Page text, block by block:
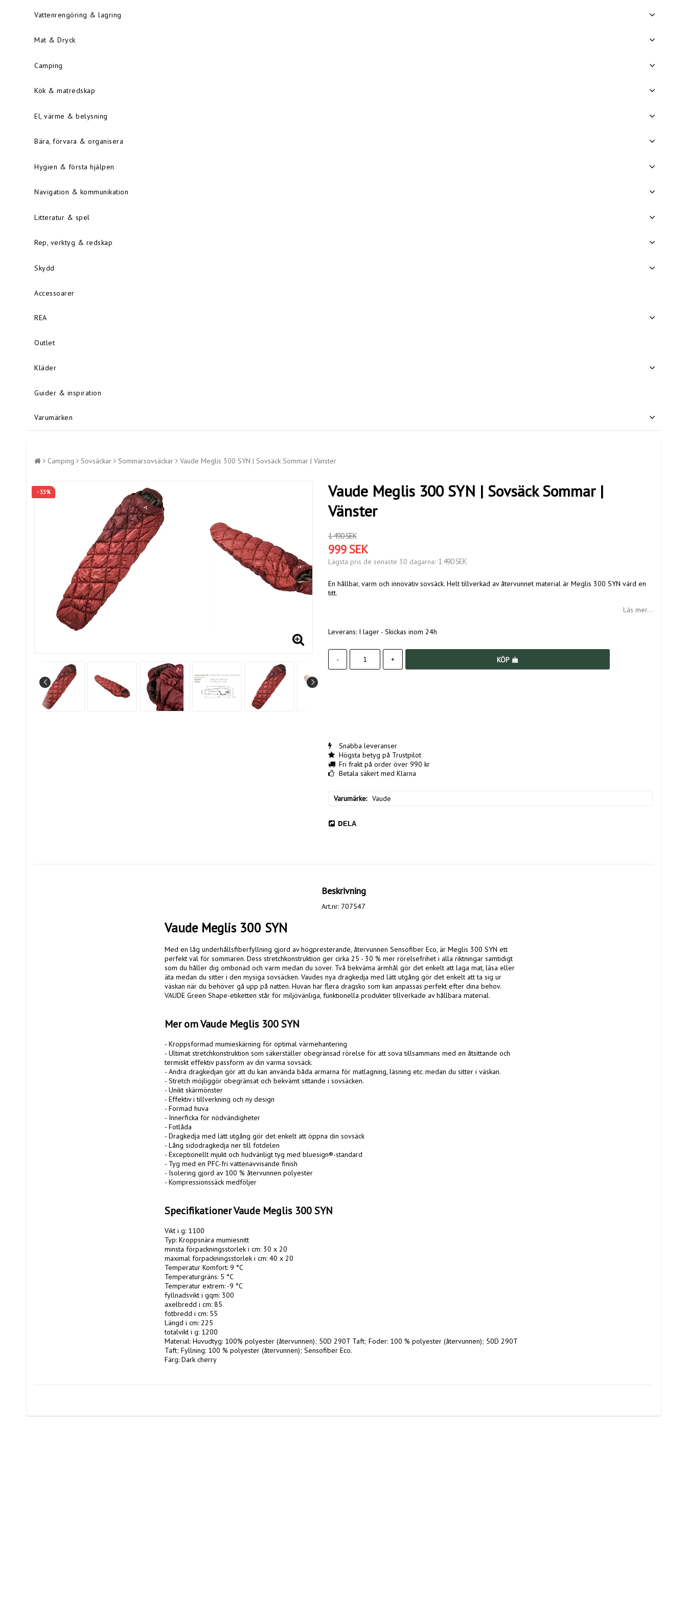
Vattenrengöring & lagring
Mat & Dryck
Camping
Kök & matredskap
El, värme & belysning
Bära, förvara & organisera
Hygien & första hjälpen
Navigation & kommunikation
Litteratur & spel
Rep, verktyg & redskap
Skydd
Accessoarer
REA
Outlet
Kläder
Guider & inspiration
Varumärken
Camping Sovsäckar Sommarsovsäckar Vaude Meglis 300 SYN | Sovsäck Sommar | Vänster
- 33%
Vaude Meglis 300 SYN | Sovsäck Sommar |
Vänster
1 490 SEK
999 SEK
Lägsta pris de senaste 30 dagarna 1 490 SEK
En hållbar, varm och innovativ sovsäck. Helt tillverkad av återvunnet material är Meglis 300 SYN värd en
titt.
Läs mer...
Leverans: I lager - Skickas inom 24h
- + KÖP
Snabba leveranser
Högsta betyg på Trustpilot
Fri frakt på order över 990 kr
Betala säkert med Klarna
Varumärke Vaude
DELA
Beskrivning
Art.nr: 707547
Vaude Meglis 300 SYN
Med en låg underhållsfiberfyllning gjord av högpresterande, återvunnen Sensofiber Eco, är Meglis 300 SYN ett
perfekt val för sommaren. Dess stretchkonstruktion ger cirka 25 - 30 % mer rörelsefrihet i alla riktningar samtidigt
som du håller dig ombonad och varm medan du sover. Två bekväma ärmhål gör det enkelt att laga mat, läsa eller
äta medan du sitter i den mysiga sovsäcken. Vaudes nya dragkedja med lätt utgång gör det enkelt att ta sig ur
väskan när du behöver gå upp på natten. Huvan har flera dragsko som kan anpassas perfekt efter dina behov.
VAUDE Green Shape-etiketten står för miljövänliga, funktionella produkter tillverkade av hållbara material.
Mer om Vaude Meglis 300 SYN
- Kroppsformad mumieskärning för optimal värmehantering
- Ultimat stretchkonstruktion som säkerställer obegränsad rörelse för att sova tillsammans med en åtsittande och
termiskt effektiv passform av din varma sovsäck.
- Andra dragkedjan gör att du kan använda båda armarna för matlagning, läsning etc. medan du sitter i väskan.
- Stretch möjliggör obegränsat och bekvämt sittande i sovsäcken.
- Unikt skärmönster
- Effektiv i tillverkning och ny design
- Formad huva
- Innerficka för nödvändigheter
- Fotlåda
- Dragkedja med lätt utgång gör det enkelt att öppna din sovsäck
- Lång sidodragkedja ner till fotdelen
- Exceptionellt mjukt och hudvänligt tyg med bluesign®-standard
- Tyg med en PFC-fri vattenavvisande finish
- Isolering gjord av 100 % återvunnen polyester
- Kompressionssäck medföljer
Specifikationer Vaude Meglis 300 SYN
Vikt i g: 1100
Typ: Kroppsnära mumiesnitt
minsta förpackningsstorlek i cm: 30 x 20
maximal förpackningsstorlek i cm: 40 x 20
Temperatur Komfort: 9 °C
Temperaturgräns: 5 °C
Temperatur extrem: -9 °C
fyllnadsvikt i gqm: 300
axelbredd i cm: 85
fotbredd i cm: 55
Längd i cm: 225
totalvikt i g: 1200
Material: Huvudtyg: 100% polyester (återvunnen); 50D 290T Taft; Foder: 100 % polyester (återvunnen); 50D 290T
Taft; Fyllning: 100 % polyester (återvunnen); Sensofiber Eco.
Färg: Dark cherry